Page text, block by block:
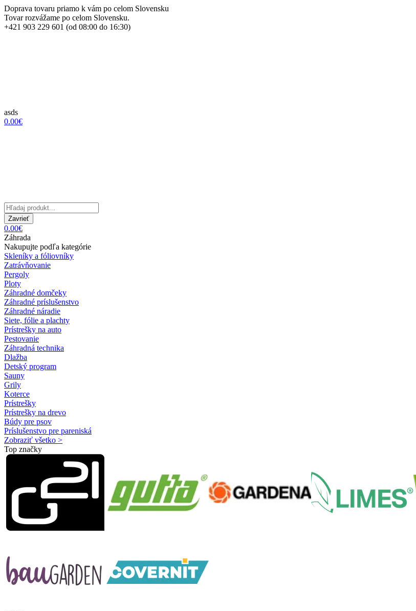
Doprava tovaru priamo k vám po celom Slovensku
Tovar rozvážame po celom Slovensku.
+421 903 229 601 (od 08:00 do 16:30)
asds
0.00€
Zavrieť
0.00€
Záhrada
Nakupujte podľa kategórie
Skleníky a fóliovníky
Zatrávňovanie
Pergoly
Ploty
Záhradné domčeky
Záhradné príslušenstvo
Záhradné náradie
Siete, fólie a plachty
Prístrešky na auto
Pestovanie
Záhradná technika
Dlažba
Detský program
Sauny
Grily
Koterce
Prístrešky
Prístrešky na drevo
Búdy pre psov
Príslušenstvo pre pareniská
Zobraziť všetko >
Top značky